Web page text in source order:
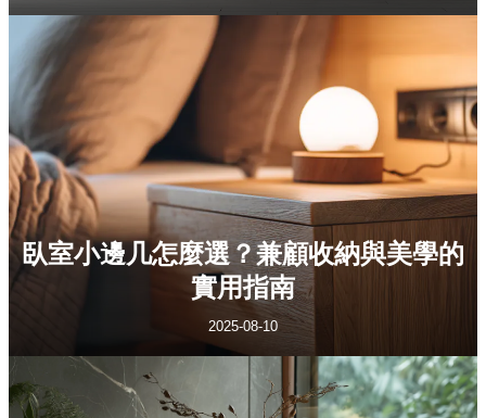
臥室小邊几怎麼選？兼顧收納與美學的
實用指南
2025-08-10